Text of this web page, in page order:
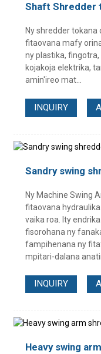
Shaft Shredder
Ny shredder
fitaovana mafy
ny plastika,
kojakoja elektrika,
amin'ireo mat...
INQUIRY
Sandry swing
Ny Machine Swing
fitaovana
vaika roa. Ity
fisorohana ny
fampihenana ny
mpitari-dalana
INQUIRY
Heavy swing